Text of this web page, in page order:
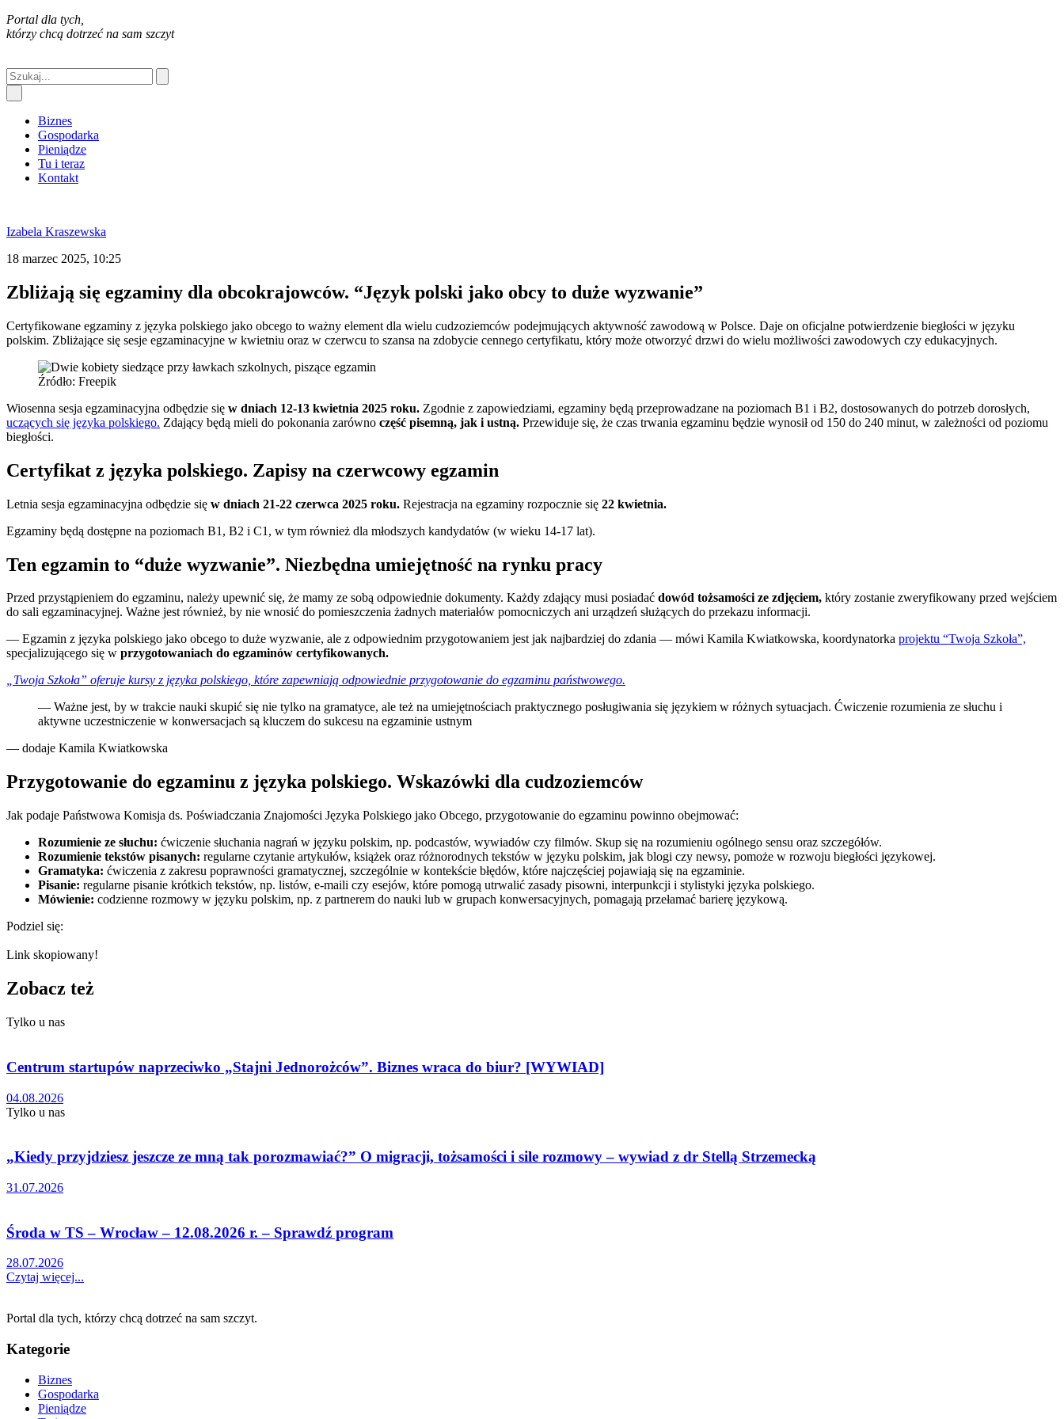
Portal dla tych,
którzy chcą dotrzeć na sam szczyt
Biznes
Gospodarka
Pieniądze
Tu i teraz
Kontakt
Izabela Kraszewska
18 marzec 2025, 10:25
Zbliżają się egzaminy dla obcokrajowców. “Język polski jako obcy to duże wyzwanie”
Certyfikowane egzaminy z języka polskiego jako obcego to ważny element dla wielu cudzoziemców podejmujących aktywność zawodową w Polsce. Daje on oficjalne potwierdzenie biegłości w języku
polskim. Zbliżające się sesje egzaminacyjne w kwietniu oraz w czerwcu to szansa na zdobycie cennego certyfikatu, który może otworzyć drzwi do wielu możliwości zawodowych czy edukacyjnych.
Źródło: Freepik
Wiosenna sesja egzaminacyjna odbędzie się w dniach 12-13 kwietnia 2025 roku. Zgodnie z zapowiedziami, egzaminy będą przeprowadzane na poziomach B1 i B2, dostosowanych do potrzeb dorosłych,
uczących się języka polskiego. Zdający będą mieli do pokonania zarówno część pisemną, jak i ustną. Przewiduje się, że czas trwania egzaminu będzie wynosił od 150 do 240 minut, w zależności od poziomu
biegłości.
Certyfikat z języka polskiego. Zapisy na czerwcowy egzamin
Letnia sesja egzaminacyjna odbędzie się w dniach 21-22 czerwca 2025 roku. Rejestracja na egzaminy rozpocznie się 22 kwietnia.
Egzaminy będą dostępne na poziomach B1, B2 i C1, w tym również dla młodszych kandydatów (w wieku 14-17 lat).
Ten egzamin to “duże wyzwanie”. Niezbędna umiejętność na rynku pracy
Przed przystąpieniem do egzaminu, należy upewnić się, że mamy ze sobą odpowiednie dokumenty. Każdy zdający musi posiadać dowód tożsamości ze zdjęciem, który zostanie zweryfikowany przed wejściem
do sali egzaminacyjnej. Ważne jest również, by nie wnosić do pomieszczenia żadnych materiałów pomocniczych ani urządzeń służących do przekazu informacji.
— Egzamin z języka polskiego jako obcego to duże wyzwanie, ale z odpowiednim przygotowaniem jest jak najbardziej do zdania — mówi Kamila Kwiatkowska, koordynatorka projektu “Twoja Szkoła”,
specjalizującego się w przygotowaniach do egzaminów certyfikowanych.
„Twoja Szkoła” oferuje kursy z języka polskiego, które zapewniają odpowiednie przygotowanie do egzaminu państwowego.
— Ważne jest, by w trakcie nauki skupić się nie tylko na gramatyce, ale też na umiejętnościach praktycznego posługiwania się językiem w różnych sytuacjach. Ćwiczenie rozumienia ze słuchu i
aktywne uczestniczenie w konwersacjach są kluczem do sukcesu na egzaminie ustnym
— dodaje Kamila Kwiatkowska
Przygotowanie do egzaminu z języka polskiego. Wskazówki dla cudzoziemców
Jak podaje Państwowa Komisja ds. Poświadczania Znajomości Języka Polskiego jako Obcego, przygotowanie do egzaminu powinno obejmować:
Rozumienie ze słuchu: ćwiczenie słuchania nagrań w języku polskim, np. podcastów, wywiadów czy filmów. Skup się na rozumieniu ogólnego sensu oraz szczegółów.
Rozumienie tekstów pisanych: regularne czytanie artykułów, książek oraz różnorodnych tekstów w języku polskim, jak blogi czy newsy, pomoże w rozwoju biegłości językowej.
Gramatyka: ćwiczenia z zakresu poprawności gramatycznej, szczególnie w kontekście błędów, które najczęściej pojawiają się na egzaminie.
Pisanie: regularne pisanie krótkich tekstów, np. listów, e-maili czy esejów, które pomogą utrwalić zasady pisowni, interpunkcji i stylistyki języka polskiego.
Mówienie: codzienne rozmowy w języku polskim, np. z partnerem do nauki lub w grupach konwersacyjnych, pomagają przełamać barierę językową.
Podziel się:
Link skopiowany!
Zobacz też
Tylko u nas
Centrum startupów naprzeciwko „Stajni Jednorożców”. Biznes wraca do biur? [WYWIAD]
04.08.2026
Tylko u nas
„Kiedy przyjdziesz jeszcze ze mną tak porozmawiać?” O migracji, tożsamości i sile rozmowy – wywiad z dr Stellą Strzemecką
31.07.2026
Środa w TS – Wrocław – 12.08.2026 r. – Sprawdź program
28.07.2026
Czytaj więcej...
Portal dla tych, którzy chcą dotrzeć na sam szczyt.
Kategorie
Biznes
Gospodarka
Pieniądze